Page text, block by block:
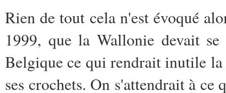
Rien de tout cela n'est évoqué
1999, que la Wallonie devait
Belgique ce qui rendrait inutile
ses crochets. On s'attendrait à